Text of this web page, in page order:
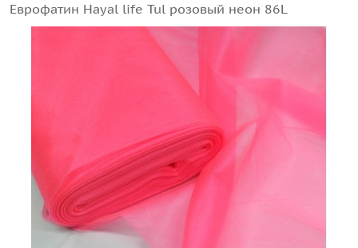
Еврофатин Hayal life Tul розовый неон 86L